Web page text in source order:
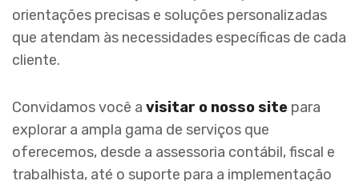
orientações precisas e soluções personalizadas
que atendam às necessidades específicas de cada
cliente.
Convidamos você a visitar o nosso site para
explorar a ampla gama de serviços que
oferecemos, desde a assessoria contábil, fiscal e
trabalhista, até o suporte para a implementação